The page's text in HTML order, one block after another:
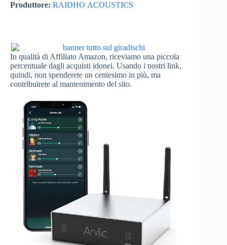
Produttore: RAIDHO ACOUSTICS
In qualità di Affiliato Amazon, riceviamo una piccola
percentuale dagli acquisti idonei. Usando i nostri link,
quindi, non spenderete un centesimo in più, ma
contribuirete al mantenimento del sito.